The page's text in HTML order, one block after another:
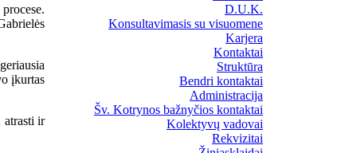
D.U.K.
Konsultavimasis su visuomene
Karjera
Kontaktai
Struktūra
Bendri kontaktai
Administracija
Šv. Kotrynos bažnyčios kontaktai
Kolektyvų vadovai
Rekvizitai
įkurtas
atrasti ir